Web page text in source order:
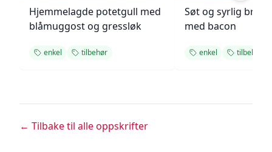
Hjemmelagde potetgull med
blåmuggost og gressløk
enkel tilbehør
Søt og syrlig
med bacon
enkel tilbehør
← Tilbake til alle oppskrifter